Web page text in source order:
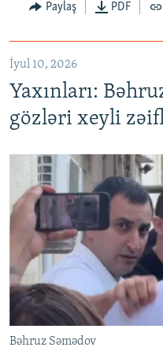
Paylaş PDF
İyul 10, 2026
Yaxınları:
gözləri xeyli
Bəhruz Səmədov